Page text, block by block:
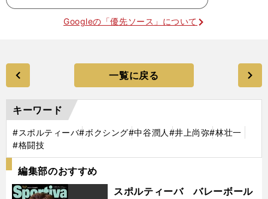
Googleの「優先ソース」について
一覧に戻る
キーワード
#スポルティーバ#ボクシング#中谷潤人 #井上尚弥#林壮一
#格闘技
編集部のおすすめ
スポルティーバ バレーボール